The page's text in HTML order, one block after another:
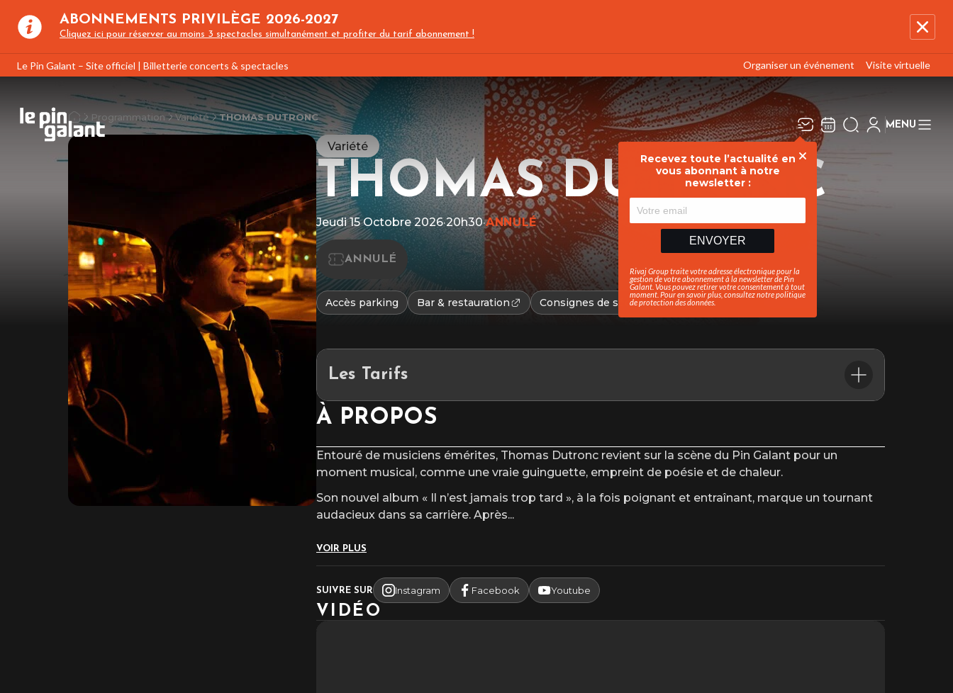
ABONNEMENTS PRIVILÈGE 2026-2027
Cliquez ici pour réserver au moins 3 spectacles simultanément et profiter du tarif abonnement !
Le Pin Galant – Site officiel | Billetterie concerts & spectacles Organiser un événement Visite virtuelle
Fermer
Recevez toute l’actualité en
vous abonnant à notre
newsletter :
ENVOYER
Rivaj Group traite votre adresse électronique pour la
gestion de votre abonnement à la newsletter de Pin
Galant . Vous pouvez retirer votre consentement à tout
moment. Pour en savoir plus, consultez notrepolitique
de protection des données
MENU
Programmation Variété THOMAS DUTRONC
Variété
THOMAS DUTRONC
Jeudi 15 Octobre 2026·20h30·ANNULÉ
ANNULÉ
Accès parking Bar & restauration Consignes de sécurité
Les Tarifs
Les Tarifs :
Cat. Or : 60€
Cat. 1 : 52€ / 49€
Cat. 2 : 49€ / 46€
INFOS TARIFS
À PROPOS
Entouré de musiciens émérites, Thomas Dutronc revient sur la scène du Pin Galant pour un
moment musical, comme une vraie guinguette, empreint de poésie et de chaleur.
Son nouvel album « Il n’est jamais trop tard », à la fois poignant et entraînant, marque un tournant
audacieux dans sa carrière. Après...
VOIR PLUS
SUIVRE SUR Instagram Facebook Youtube
VIDÉO